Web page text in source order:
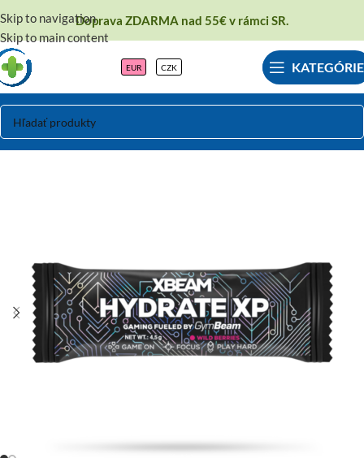
Skip to navigation
Skip to main content
Doprava ZDARMA nad 55€ v rámci SR.
EUR CZK KATEGÓRIE